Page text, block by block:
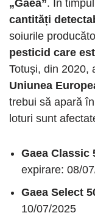
„Gaea”. În
cantități
soiurile
pesticid care
Totuși, din 2020,
Uniunea
trebui să apară
loturi sunt
Gaea Classic
expirare: 08/
Gaea Select
10/07/2025